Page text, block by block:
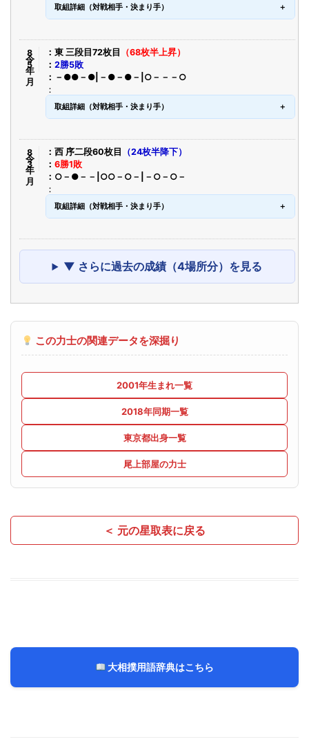
取組詳細（対戦相手・決まり手）
令8年5月 東 三段目72枚目
（68枚半上昇）
2勝5敗
－●●－●|－●－●－|○－－－○
取組詳細（対戦相手・決まり手）
令8年3月 西 序二段60枚目
（24枚半降下）
6勝1敗
○－●－－|○○－○－|－○－○－
取組詳細（対戦相手・決まり手）
▼ さらに過去の成績（4場所分）を見る
この力士の関連データを深掘り
2001年生まれ一覧
2018年同期一覧
東京都出身一覧
尾上部屋の力士
＜ 元の星取表に戻る
大相撲用語辞典はこちら